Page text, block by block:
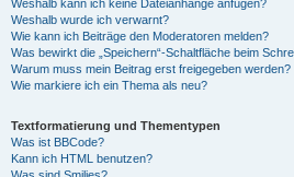
Weshalb kann ich keine Dateianhänge anfügen?
Weshalb wurde ich verwarnt?
Wie kann ich Beiträge den Moderatoren melden?
Was bewirkt die „Speichern“-Schaltfläche beim
Warum muss mein Beitrag erst freigegeben werden?
Wie markiere ich ein Thema als neu?
Textformatierung und Thementypen
Was ist BBCode?
Kann ich HTML benutzen?